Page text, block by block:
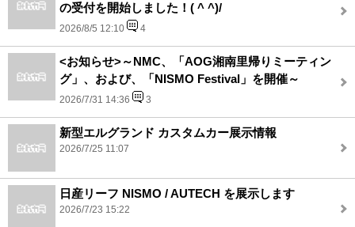
の受付を開始しました！( ^ ^)/
2026/8/5 12:10 4
<お知らせ>～NMC、「AOG湘南里帰りミーティン
グ」、および、「NISMO Festival」を開催～
2026/7/31 14:36 3
新型エルグランド カスタムカー展示情報
2026/7/25 11:07
日産リーフ NISMO / AUTECH を展示します
2026/7/23 15:22